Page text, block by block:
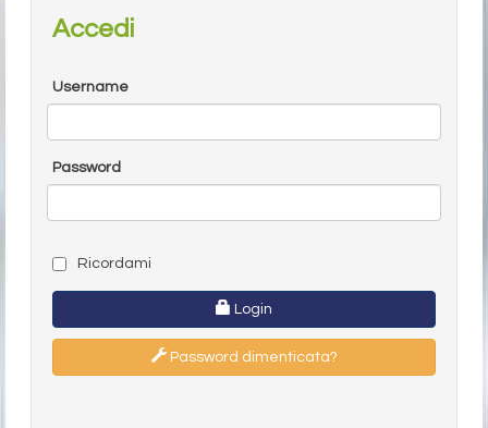
Accedi
Username
Password
Ricordami
Login
Password dimenticata?